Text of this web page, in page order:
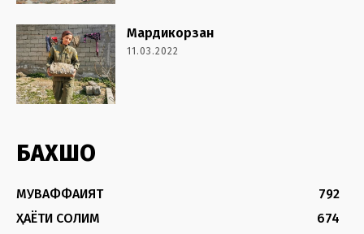
Мардикорзан
11.03.2022
БАХШҲО
МУВАФФАҚИЯТ
792
ҲАЁТИ СОЛИМ
674